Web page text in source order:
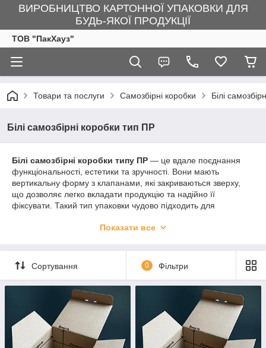
ВИРОБНИЦТВО КАРТОННОЇ УПАКОВКИ ДЛЯ
БУДЬ-ЯКОЇ ПРОДУКЦІЇ
ТОВ "ПакХауз"
Товари та послуги Самозбірні коробки Білі
Білі самозбірні коробки тип ПР
Білі самозбірні коробки типу ПР — це вдале поєднання
функціональності, естетики та зручності. Вони мають
вертикальну форму з клапанами, які закриваються зверху,
що дозволяє легко вкладати продукцію та надійно її
фіксувати. Такий тип упаковки чудово підходить для
сувенірів, а також подарункових наборів.
відчуття преміальності, підходить для брендів, що цінують
візуальну естетику та прагнуть справити приємне враження з
першого погляду. Така упаковка легко адаптується під
брендування — нанесення логотипів, етикеток, фірмових
кольорів.
Показати все
Сортування 0 Фільтри